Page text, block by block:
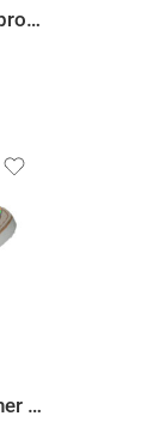
Sandal leather beige brown
Sandal first step leather pink silver